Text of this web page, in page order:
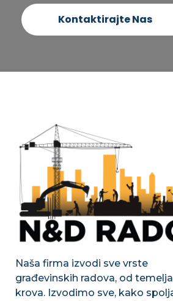
Kontaktirajte Nas
Naša firma izvodi sve vrste
građevinskih radova, od
krova. Izvodimo sve, kako